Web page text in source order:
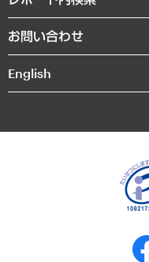
自然資源・農林水産業・食料シ
組織図・本部部室紹介
インドネシア現地法人
個人情報保護方針
反社会的勢力に対する基本方針
お問い合わせ
English